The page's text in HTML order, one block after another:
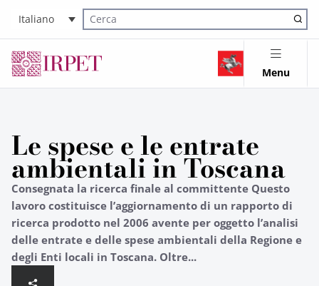
Italiano
Cerca nel sito
Menu
Le spese e le entrate
ambientali in Toscana
Consegnata la ricerca finale al committente Questo
lavoro costituisce l’aggiornamento di un rapporto di
ricerca prodotto nel 2006 avente per oggetto l’analisi
delle entrate e delle spese ambientali della Regione e
degli Enti locali in Toscana. Oltre...